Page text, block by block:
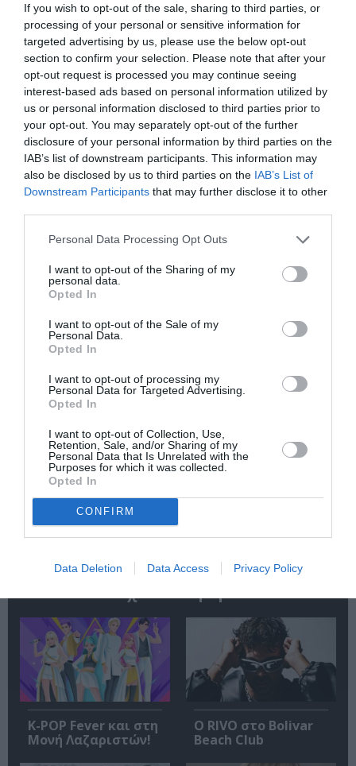
If you wish to opt-out of the sale, sharing to third parties, or
processing of your personal or sensitive information for
targeted advertising by us, please use the below opt-out
section to confirm your selection. Please note that after your
opt-out request is processed you may continue seeing
interest-based ads based on personal information utilized by
us or personal information disclosed to third parties prior to
your opt-out. You may separately opt-out of the further
disclosure of your personal information by third parties on the
IAB’s list of downstream participants. This information may
also be disclosed by us to third parties on the IAB’s List of
Downstream Participants that may further disclose it to other
Personal Data Processing Opt Outs
I want to opt-out of the Sharing of my
personal data.
Opted In
I want to opt-out of the Sale of my
Personal Data.
Opted In
I want to opt-out of processing my
Personal Data for Targeted Advertising.
Opted In
I want to opt-out of Collection, Use,
Retention, Sale, and/or Sharing of my
Personal Data that Is Unrelated with the
Purposes for which it was collected.
Opted In
CONFIRM
Data Deletion Data Access Privacy Policy
Παρασκευή 20 Μαρτίου 2015Ώρα έναρξης: 22.00Τιμές
εισιτηρίων: Προπώληση: A ζώνη: 18€ | Β ζώνη: 14€ |
Όρθιοι: €7Ταμείο: A ζώνη: 21€ | Β ζώνη: 17€ | Όρθιοι:
€10Πληροφορίες: Τηλ.: 2103460347www.gazarte.gr
Ακολουθήστε το Culturenow.gr στοGoogle News
μάθετε πρώτοι όλες τις ειδήσεις
Δείτε όλα τατελευταία νέαγια την Τέχνη και τον
Πολιτισμό στοCulturenow.gr
Νέοι Διαγωνισμοί❯
Tags
Newsletter
Κάθε βδομάδα στο e-mail σας τα τελευταία νέα για
την Τέχνη και τον Πολιτισμό!
Ακολουθήστε το Culturenow.gr
K-POP Fever και στη
Μονή Λαζαριστών!
Ο RIVO στο Bolivar
Beach Club